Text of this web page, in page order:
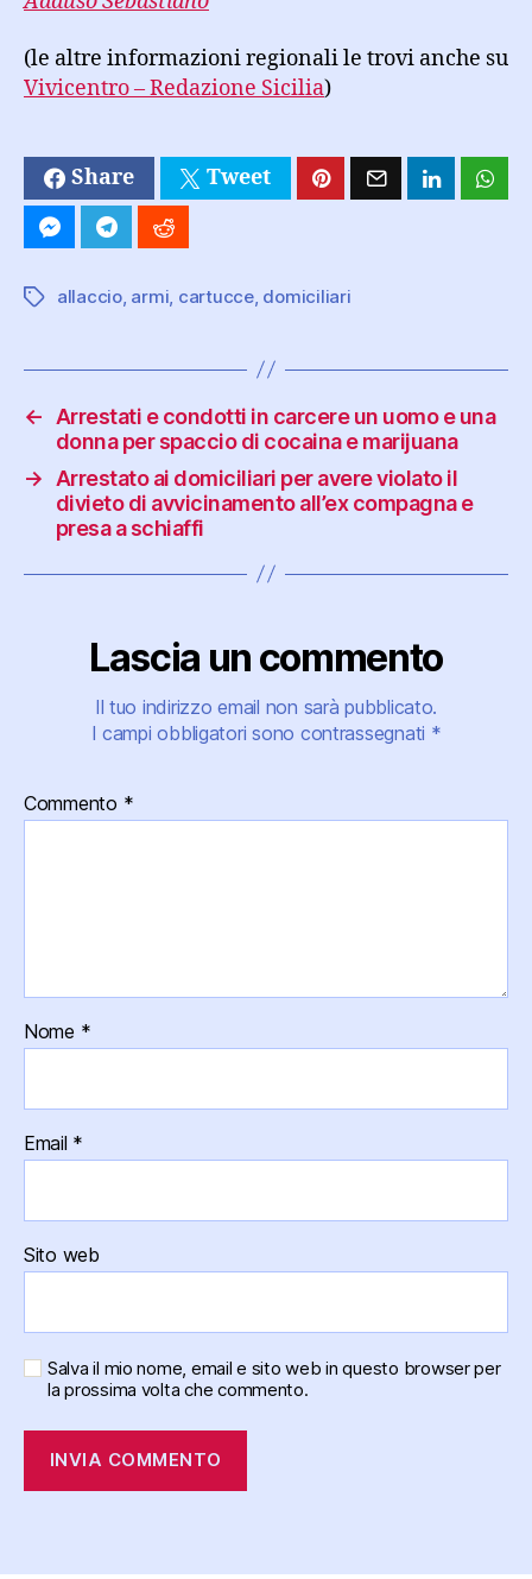
(le altre informazioni regionali le trovi anche su
Vivicentro – Redazione Sicilia)
Share Tweet
Tag allaccio, armi, cartucce, domiciliari
←
Arrestati e condotti in carcere un uomo e una
donna per spaccio di cocaina e marijuana
→
Arrestato ai domiciliari per avere violato il
divieto di avvicinamento all’ex compagna e
presa a schiaffi
Lascia un commento
Il tuo indirizzo email non sarà pubblicato.
I campi obbligatori sono contrassegnati *
Commento *
Nome *
Email *
Sito web
Salva il mio nome, email e sito web in questo browser per
la prossima volta che commento.